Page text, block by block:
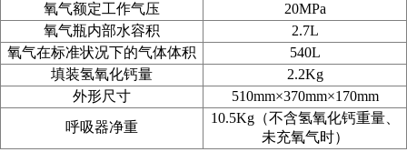
氧气额定工作气压
20MPa
氧气瓶内部水容积
2.7L
氧气在标准状况下的气体体积
540L
填装氢氧化钙量
2.2Kg
外形尺寸
510mm×370mm×170mm
呼吸器净重
10.5Kg（不含氢氧化钙重量、
未充氧气时）